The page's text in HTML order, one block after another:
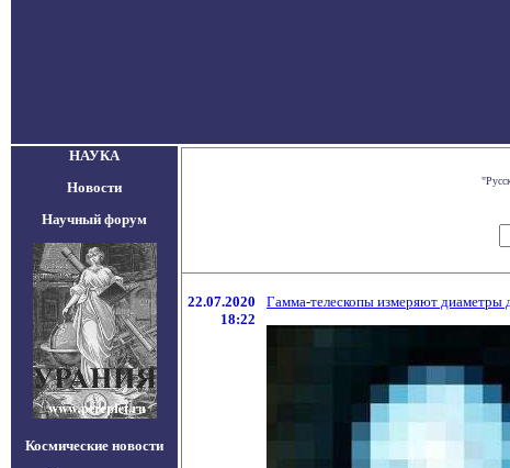
НАУКА
Новости
Научный форум
Космические новости
22.07.2020
18:22
Гамма-телескопы измеряют диаметры